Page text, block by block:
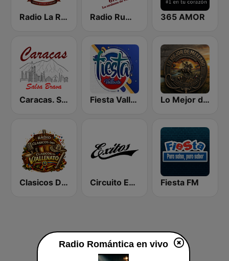
Radio La Romantica Radio Rumbos 365 AMOR
Caracas. Salsa Brava... Fiesta Vallenata Lo Mejor de Mi Llano
Clasicos Del Vallenato Circuito Exitos 99.9 FM Fiesta FM
Radio Romántica en vivo